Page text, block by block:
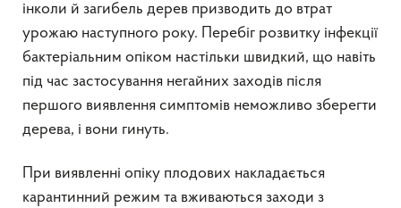
інколи й загибель дерев призводить до втрат
урожаю наступного року. Перебіг розвитку інфекції
бактеріальним опіком настільки швидкий, що навіть
під час застосування негайних заходів після
першого виявлення симптомів неможливо зберегти
дерева, і вони гинуть.
При виявленні опіку плодових накладається
карантинний режим та вживаються заходи з